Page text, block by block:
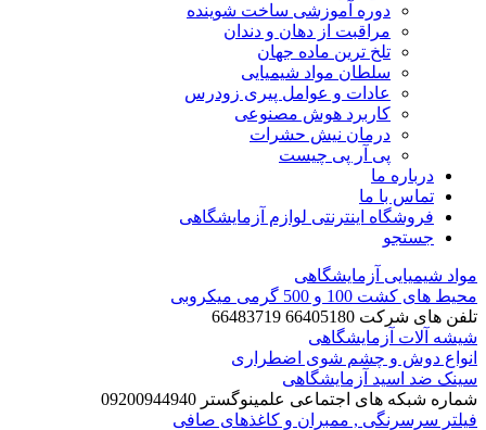
دوره آموزشی ساخت شوینده
مراقبت از دهان و دندان
تلخ ترین ماده جهان
سلطان مواد شیمیایی
عادات و عوامل پیری زودرس
کاربرد هوش مصنوعی
درمان نیش حشرات
پی آر پی چیست
درباره ما
تماس با ما
فروشگاه اینترنتی لوازم آزمایشگاهی
جستجو
مواد شیمیایی آزمایشگاهی
محیط های کشت 100 و 500 گرمی میکروبی
تلفن های شرکت 66405180 66483719
شیشه آلات آزمایشگاهی
انواع دوش و چشم شوی اضطراری
سینک ضد اسید آزمایشگاهی
شماره شبکه های اجتماعی علمینوگستر 09200944940
فیلتر سرسرنگی , ممبران و کاغذهای صافی